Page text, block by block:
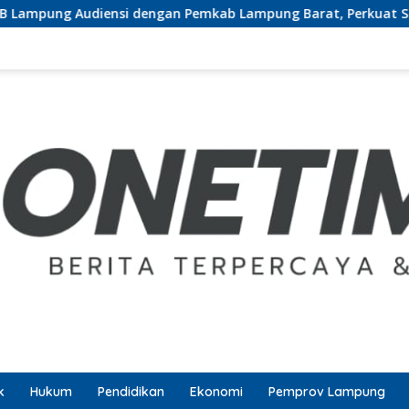
Pemkab Lampung Barat, Perkuat Sinergi Tingkatkan
Hukum Pendidikan Ekonomi Pemprov Lampung